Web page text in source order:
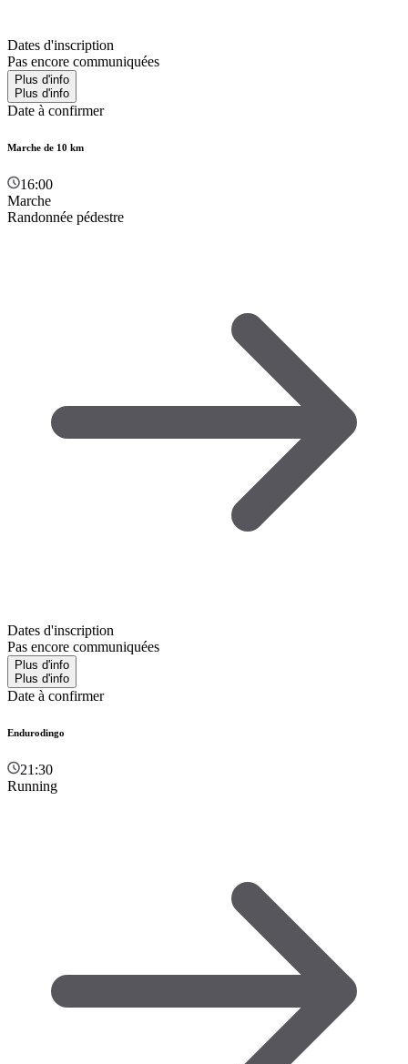
Dates d'inscription
Pas encore communiquées
Plus d'info
Plus d'info
Date à confirmer
Marche de 10 km
16:00
Marche
Randonnée pédestre
Dates d'inscription
Pas encore communiquées
Plus d'info
Plus d'info
Date à confirmer
Endurodingo
21:30
Running